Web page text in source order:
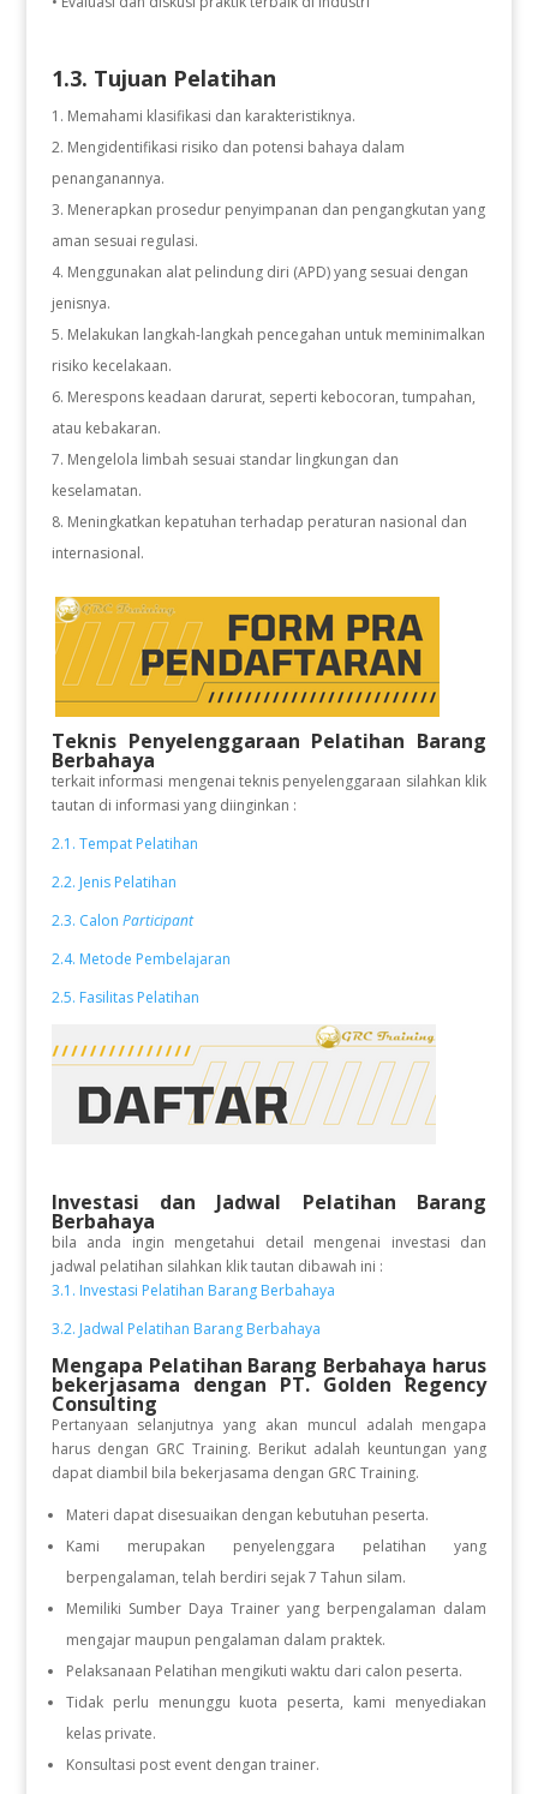
1.3. Tujuan Pelatihan
Memahami klasifikasi dan karakteristiknya.
2. Mengidentifikasi risiko dan potensi bahaya dalam
penanganannya.
3. Menerapkan prosedur penyimpanan dan pengangkutan yang
aman sesuai regulasi.
4. Menggunakan alat pelindung diri (APD) yang sesuai dengan
jenisnya.
5. Melakukan langkah-langkah pencegahan untuk meminimalkan
risiko kecelakaan.
6. Merespons keadaan darurat, seperti kebocoran, tumpahan,
atau kebakaran.
7. Mengelola limbah sesuai standar lingkungan dan
keselamatan.
8. Meningkatkan kepatuhan terhadap peraturan nasional dan
internasional.
Teknis Penyelenggaraan Pelatihan Barang
Berbahaya
terkait informasi mengenai teknis penyelenggaraan silahkan klik
tautan di informasi yang diinginkan :
2.1. Tempat Pelatihan
2.2. Jenis Pelatihan
2.3. Calon Participant
2.4. Metode Pembelajaran
2.5. Fasilitas Pelatihan
Investasi dan Jadwal Pelatihan Barang
Berbahaya
bila anda ingin mengetahui detail mengenai investasi dan
jadwal pelatihan silahkan klik tautan dibawah ini :
3.1. Investasi Pelatihan Barang Berbahaya
3.2. Jadwal Pelatihan Barang Berbahaya
Mengapa Pelatihan Barang Berbahaya harus
bekerjasama dengan PT. Golden Regency
Consulting
Pertanyaan selanjutnya yang akan muncul adalah mengapa
harus dengan GRC Training. Berikut adalah keuntungan yang
dapat diambil bila bekerjasama dengan GRC Training.
Materi dapat disesuaikan dengan kebutuhan peserta.
Kami merupakan penyelenggara pelatihan yang
berpengalaman, telah berdiri sejak 7 Tahun silam.
Memiliki Sumber Daya Trainer yang berpengalaman dalam
mengajar maupun pengalaman dalam praktek.
Pelaksanaan Pelatihan mengikuti waktu dari calon peserta.
Tidak perlu menunggu kuota peserta, kami menyediakan
kelas private.
Konsultasi post event dengan trainer.